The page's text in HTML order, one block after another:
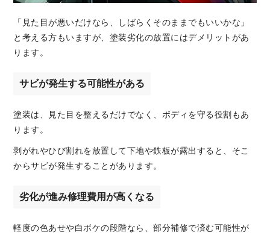
「見た目が悪いだけなら、しばらくそのままでもいいかな」
と考える方もいますが、塗装劣化の放置にはデメリットがあ
ります。
サビが発生する可能性がある
塗装は、見た目を整えるだけでなく、ボディを守る役割もあ
ります。
剥がれやひび割れを放置して下地や鉄板が露出すると、そこ
からサビが発生することがあります。
劣化が進み修理費用が高くなる
軽度の色あせや白ボケの段階なら、部分補修で済む可能性が